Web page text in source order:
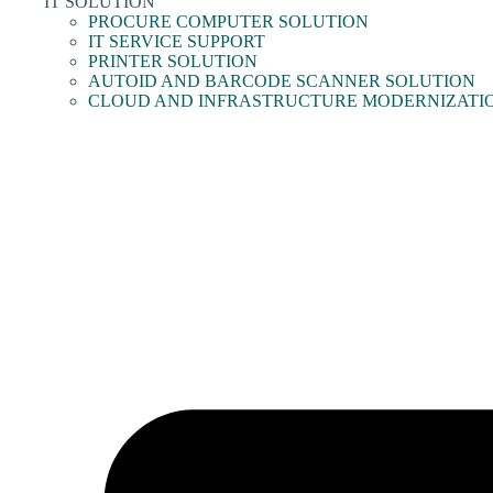
PROCURE COMPUTER SOLUTION
IT SERVICE SUPPORT
PRINTER SOLUTION
AUTOID AND BARCODE SCANNER SOLUTION
CLOUD AND INFRASTRUCTURE